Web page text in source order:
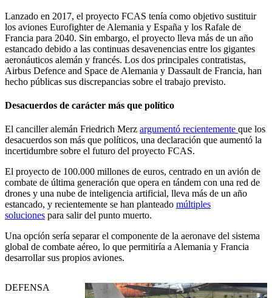
Lanzado en 2017, el proyecto FCAS tenía como objetivo sustituir
los aviones Eurofighter de Alemania y España y los Rafale de
Francia para 2040. Sin embargo, el proyecto lleva más de un año
estancado debido a las continuas desavenencias entre los gigantes
aeronáuticos alemán y francés. Los dos principales contratistas,
Airbus Defence and Space de Alemania y Dassault de Francia, han
hecho públicas sus discrepancias sobre el trabajo previsto.
Desacuerdos de carácter más que político
El canciller alemán Friedrich Merz argumentó recientemente que los
desacuerdos son más que políticos, una declaración que aumentó la
incertidumbre sobre el futuro del proyecto FCAS.
El proyecto de 100.000 millones de euros, centrado en un avión de
combate de última generación que opera en tándem con una red de
drones y una nube de inteligencia artificial, lleva más de un año
estancado, y recientemente se han planteado múltiples
soluciones para salir del punto muerto.
Una opción sería separar el componente de la aeronave del sistema
global de combate aéreo, lo que permitiría a Alemania y Francia
desarrollar sus propios aviones.
DEFENSA